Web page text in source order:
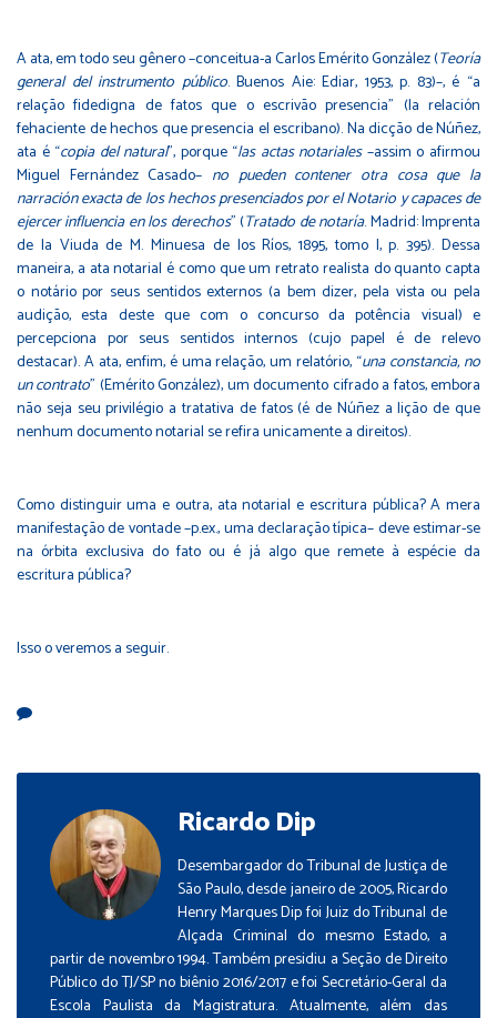
A ata, em todo seu gênero –conceitua-a Carlos Emérito González (Teoría
general del instrumento público. Buenos Aie: Ediar, 1953, p. 83)–, é “a
relação fidedigna de fatos que o escrivão presencia” (la relación
fehaciente de hechos que presencia el escribano). Na dicção de Núñez,
ata é “copia del natural”, porque “las actas notariales–assim o afirmou
Miguel Fernández Casado– no pueden contener otra cosa que la
narración exacta de los hechos presenciados por el Notario y capaces de
ejercer influencia en los derechos” (Tratado de notaría. Madrid: Imprenta
de la Viuda de M. Minuesa de los Ríos, 1895, tomo I, p. 395). Dessa
maneira, a ata notarial é como que um retrato realista do quanto capta
o notário por seus sentidos externos (a bem dizer, pela vista ou pela
audição, esta deste que com o concurso da potência visual) e
percepciona por seus sentidos internos (cujo papel é de relevo
destacar). A ata, enfim, é uma relação, um relatório, “una constancia, no
un contrato” (Emérito González), um documento cifrado a fatos, embora
não seja seu privilégio a tratativa de fatos (é de Núñez a lição de que
nenhum documento notarial se refira unicamente a direitos).
Como distinguir uma e outra, ata notarial e escritura pública? A mera
manifestação de vontade –p.ex., uma declaração típica– deve estimar-se
na órbita exclusiva do fato ou é já algo que remete à espécie da
escritura pública?
Isso o veremos a seguir.
Ricardo Dip
Desembargador do Tribunal de Justiça de
São Paulo, desde janeiro de 2005, Ricardo
Henry Marques Dip foi Juiz do Tribunal de
Alçada Criminal do mesmo Estado, a
partir de novembro 1994. Também presidiu a Seção de Direito
Público do TJ/SP no biênio 2016/2017 e foi Secretário-Geral da
Escola Paulista da Magistratura. Atualmente, além das